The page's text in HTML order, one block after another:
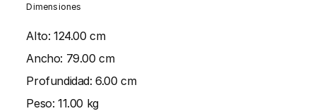
Dimensiones
Alto:124.00 cm
Ancho: 79.00 cm
Profundidad:6.00 cm
Peso:11.00 kg